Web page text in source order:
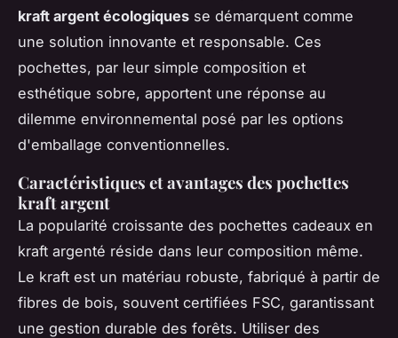
kraft argent écologiques se démarquent comme
une solution innovante et responsable. Ces
pochettes, par leur simple composition et
esthétique sobre, apportent une réponse au
dilemme environnemental posé par les options
d'emballage conventionnelles.
Caractéristiques et avantages des pochettes
kraft argent
La popularité croissante des pochettes cadeaux en
kraft argenté réside dans leur composition même.
Le kraft est un matériau robuste, fabriqué à partir de
fibres de bois, souvent certifiées FSC, garantissant
une gestion durable des forêts. Utiliser des